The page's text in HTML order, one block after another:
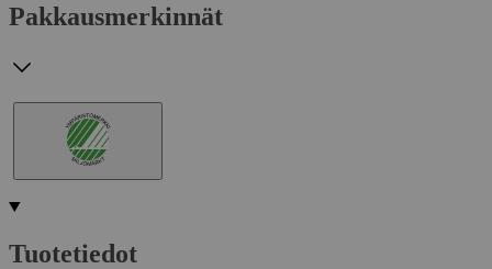
Pakkausmerkinnät
Tuotetiedot